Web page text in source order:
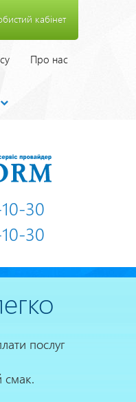
кабінет
Про нас
30
30
послуг
смак.